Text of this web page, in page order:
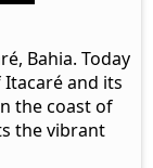
Bahia. Today
and its
the coast of
the vibrant